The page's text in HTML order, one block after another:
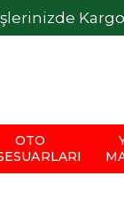
Kargo Ücretsiz!
OTO